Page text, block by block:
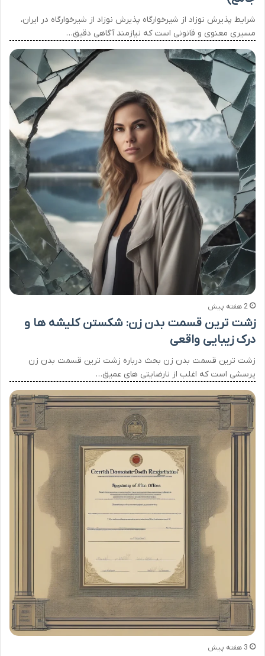
شرایط پذیرش نوزاد از شیرخوارگاه پذیرش نوزاد از شیرخوارگاه در ایران،
مسیری معنوی و قانونی است که نیازمند آگاهی دقیق…
2 هفته پیش
زشت ترین قسمت بدن زن: شکستن کلیشه ها و
درک زیبایی واقعی
زشت ترین قسمت بدن زن بحث درباره زشت ترین قسمت بدن زن
پرسشی است که اغلب از نارضایتی های عمیق…
3 هفته پیش